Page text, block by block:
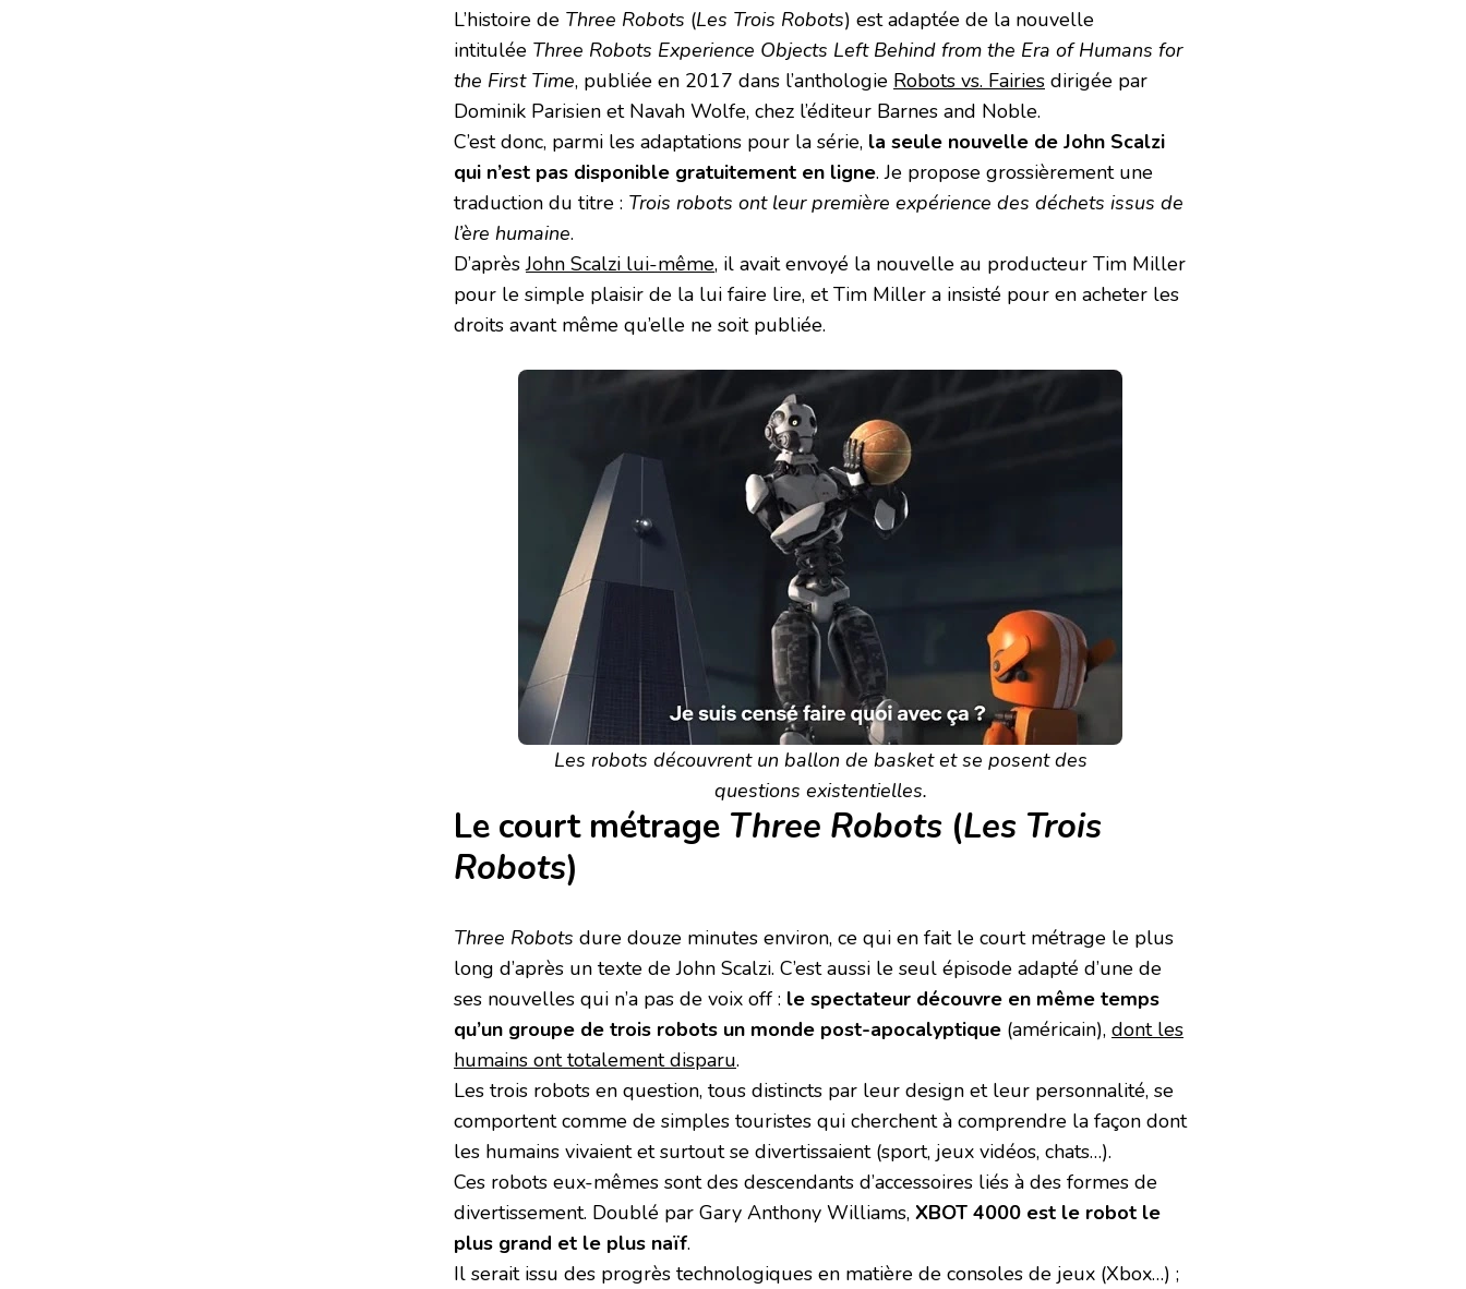
L’histoire de Three Robots (Les Trois Robots) est adaptée de la nouvelle
intitulée Three Robots Experience Objects Left Behind from the Era of Humans for
the First Time, publiée en 2017 dans l’anthologie Robots vs. Fairies dirigée par
Dominik Parisien et Navah Wolfe, chez l’éditeur Barnes and Noble.
C’est donc, parmi les adaptations pour la série, la seule nouvelle de John Scalzi
qui n’est pas disponible gratuitement en ligne. Je propose grossièrement une
traduction du titre : Trois robots ont leur première expérience des déchets issus de
l’ère humaine.
D’aprèsJohn Scalzi lui-même, il avait envoyé la nouvelle au producteur Tim Miller
pour le simple plaisir de la lui faire lire, et Tim Miller a insisté pour en acheter les
droits avant même qu’elle ne soit publiée.
Les robots découvrent un ballon de basket et se posent des
questions existentielles.
Le court métrage Three Robots (Les Trois
Robots)
Three Robots dure douze minutes environ, ce qui en fait le court métrage le plus
long d’après un texte de John Scalzi. C’est aussi le seul épisode adapté d’une de
ses nouvelles qui n’a pas de voix off : le spectateur découvre en même temps
qu’un groupe de trois robots un monde post-apocalyptique (américain), dont les
humains ont totalement disparu.
Les trois robots en question, tous distincts par leur design et leur personnalité, se
comportent comme de simples touristes qui cherchent à comprendre la façon dont
les humains vivaient et surtout se divertissaient (sport, jeux vidéos, chats…).
Ces robots eux-mêmes sont des descendants d’accessoires liés à des formes de
divertissement. Doublé par Gary Anthony Williams, XBOT 4000 est le robot le
plus grand et le plus naïf.
Il serait issu des progrès technologiques en matière de consoles de jeux (Xbox…) ;